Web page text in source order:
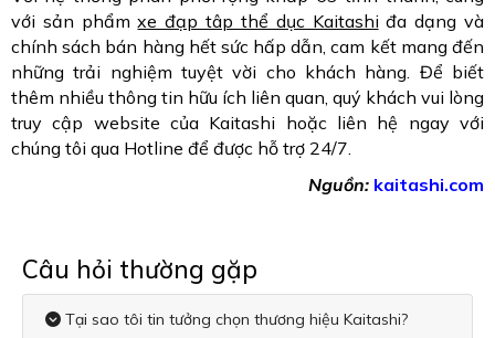
với sản phẩmxe đạp tâp thể dục Kaitashi đa dạng và
chính sách bán hàng hết sức hấp dẫn, cam kết mang đến
những trải nghiệm tuyệt vời cho khách hàng. Để biết
thêm nhiều thông tin hữu ích liên quan, quý khách vui lòng
truy cập website của Kaitashi hoặc liên hệ ngay với
chúng tôi qua Hotline để được hỗ trợ 24/7.
Nguồn: kaitashi.com
Câu hỏi thường gặp
Tại sao tôi tin tưởng chọn thương hiệu Kaitashi?